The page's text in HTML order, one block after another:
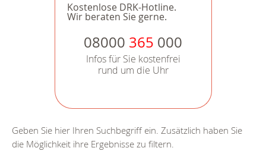
Kostenlose DRK-Hotline.
Wir beraten Sie gerne.
08000 365 000
Infos für Sie kostenfrei
rund um die Uhr
Geben Sie hier Ihren Suchbegriff ein. Zusätzlich haben Sie
die Möglichkeit ihre Ergebnisse zu filtern.